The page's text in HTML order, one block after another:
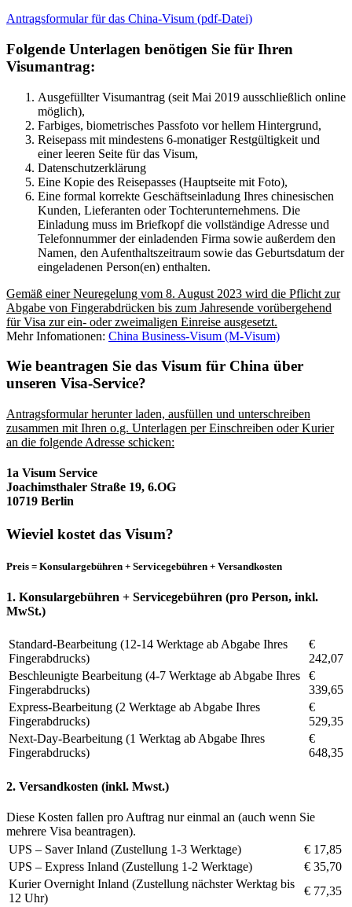
Antragsformular für das China-Visum (pdf-Datei)
Folgende Unterlagen benötigen Sie für Ihren
Visumantrag:
Ausgefüllter Visumantrag (seit Mai 2019 ausschließlich online
möglich),
Farbiges, biometrisches Passfoto vor hellem Hintergrund,
Reisepass mit mindestens 6-monatiger Restgültigkeit und
einer leeren Seite für das Visum,
Datenschutzerklärung
Eine Kopie des Reisepasses (Hauptseite mit Foto),
Eine formal korrekte Geschäftseinladung Ihres chinesischen
Kunden, Lieferanten oder Tochterunternehmens. Die
Einladung muss im Briefkopf die vollständige Adresse und
Telefonnummer der einladenden Firma sowie außerdem den
Namen, den Aufenthaltszeitraum sowie das Geburtsdatum der
eingeladenen Person(en) enthalten.
Gemäß einer Neuregelung vom 8. August 2023 wird die Pflicht zur
Abgabe von Fingerabdrücken bis zum Jahresende vorübergehend
für Visa zur ein- oder zweimaligen Einreise ausgesetzt.
Mehr Infomationen: China Business-Visum (M-Visum)
Wie beantragen Sie das Visum für China über
unseren Visa-Service?
Antragsformular herunter laden, ausfüllen und unterschreiben
zusammen mit Ihren o.g. Unterlagen per Einschreiben oder Kurier
an die folgende Adresse schicken:
1a Visum Service
Joachimsthaler Straße 19, 6.OG
10719 Berlin
Wieviel kostet das Visum?
Preis = Konsulargebühren + Servicegebühren + Versandkosten
1. Konsulargebühren + Servicegebühren (pro Person, inkl.
MwSt.)
Standard-Bearbeitung (12-14 Werktage ab Abgabe Ihres
Fingerabdrucks)
€
242,07
Beschleunigte Bearbeitung (4-7 Werktage ab Abgabe Ihres
Fingerabdrucks)
€
339,65
Express-Bearbeitung (2 Werktage ab Abgabe Ihres
Fingerabdrucks)
€
529,35
Next-Day-Bearbeitung (1 Werktag ab Abgabe Ihres
Fingerabdrucks)
€
648,35
2. Versandkosten (inkl. Mwst.)
Diese Kosten fallen pro Auftrag nur einmal an (auch wenn Sie
mehrere Visa beantragen).
UPS – Saver Inland (Zustellung 1-3 Werktage)
€ 17,85
UPS – Express Inland (Zustellung 1-2 Werktage)
€ 35,70
Kurier Overnight Inland (Zustellung nächster Werktag bis
12 Uhr)
€ 77,35